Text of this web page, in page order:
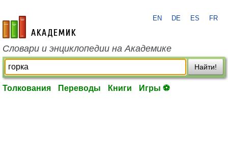
academic.ru
EN DE ES FR
Словари и энциклопедии на Академике
Найти!
Толкования Переводы Книги Игры ⚽